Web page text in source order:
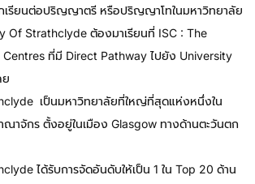
เรียนต่อปริญญาตรี หรือปริญญาโทในมหาวิทยาลัย
Of Strathclyde ต้องมาเรียนที่ ISC : The
ที่มี Direct Pathway ไปยัง University
ย
เป็นมหาวิทยาลัยที่ใหญ่ที่สุดแห่งหนึ่งใน
าจักร ตั้งอยู่ในเมือง Glasgow ทางด้านตะวันตก
ได้รับการจัดอันดับให้เป็น 1 ใน Top 20 ด้าน